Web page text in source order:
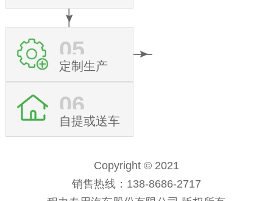
05
定制生产
06
自提或送车
Copyright © 2021
销售热线：138-8686-2717